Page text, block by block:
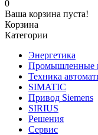
0
Ваша корзина пуста!
Корзина
Категории
Энергетика
Промышленные
Техника
SIMATIC
Привод Siemens
SIRIUS
Решения
Сервис